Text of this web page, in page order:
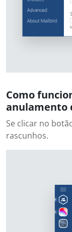
Como
anulamento
Se clicar no
rascunhos.